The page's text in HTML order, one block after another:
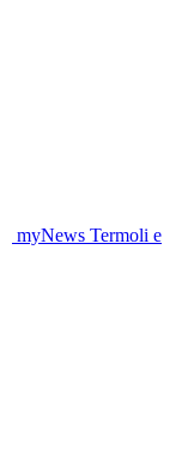
myNews Termoli e